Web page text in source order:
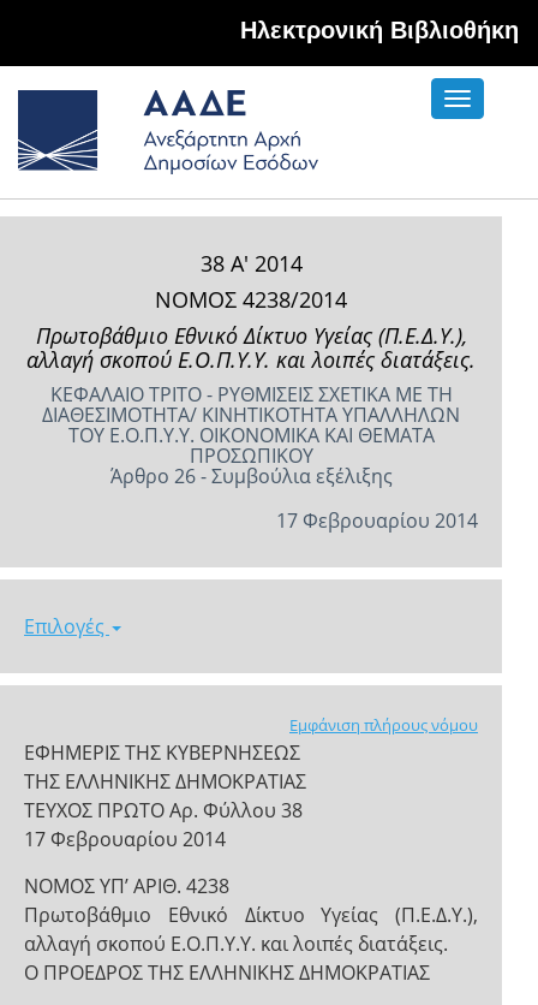
Hλεκτρονική Βιβλιοθήκη
Toggle
38 Α' 2014
ΝΟΜΟΣ 4238/2014
Πρωτοβάθμιο Εθνικό Δίκτυο Υγείας (Π.Ε.Δ.Υ.),
αλλαγή σκοπού Ε.Ο.Π.Υ.Υ. και λοιπές διατάξεις.
ΚΕΦΑΛΑΙΟ ΤΡΙΤΟ - ΡΥΘΜΙΣΕΙΣ ΣΧΕΤΙΚΑ ΜΕ ΤΗ
ΔΙΑΘΕΣΙΜΟΤΗΤΑ/ ΚΙΝΗΤΙΚΟΤΗΤΑ ΥΠΑΛΛΗΛΩΝ
ΤΟΥ Ε.Ο.Π.Υ.Υ. ΟΙΚΟΝΟΜΙΚΑ ΚΑΙ ΘΕΜΑΤΑ
ΠΡΟΣΩΠΙΚΟΥ
Άρθρο 26 - Συμβούλια εξέλιξης
17 Φεβρουαρίου 2014
Επιλογές
Εμφάνιση πλήρους νόμου
ΕΦΗΜΕΡΙΣ ΤΗΣ ΚΥΒΕΡΝΗΣΕΩΣ
ΤΗΣ ΕΛΛΗΝΙΚΗΣ ΔΗΜΟΚΡΑΤΙΑΣ
ΤΕΥΧΟΣ ΠΡΩΤΟ Αρ. Φύλλου 38
17 Φεβρουαρίου 2014
ΝΟΜΟΣ ΥΠ’ ΑΡΙΘ. 4238
Πρωτοβάθμιο Εθνικό Δίκτυο Υγείας (Π.Ε.Δ.Υ.),
αλλαγή σκοπού Ε.Ο.Π.Υ.Υ. και λοιπές διατάξεις.
Ο ΠΡΟΕΔΡΟΣ ΤΗΣ ΕΛΛΗΝΙΚΗΣ ΔΗΜΟΚΡΑΤΙΑΣ